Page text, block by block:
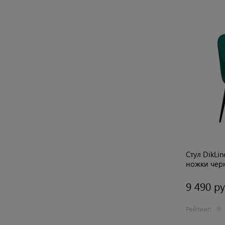
Стул
ножки
9 490
Рейтинг: